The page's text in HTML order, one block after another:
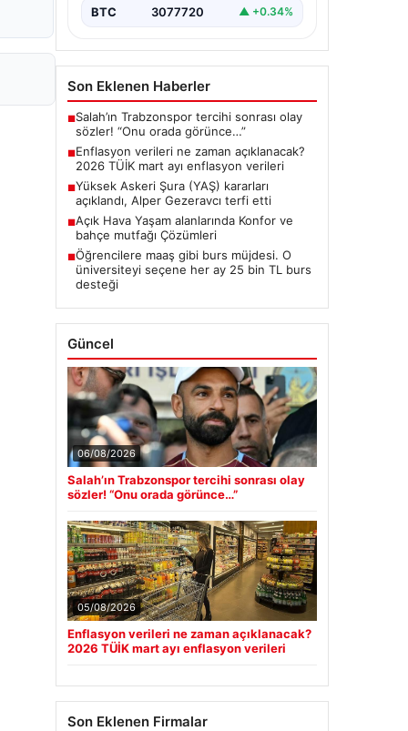
BTC 3077720 ▲ +0.34%
Son Eklenen Haberler
■Salah’ın Trabzonspor tercihi sonrası olay
sözler! “Onu orada görünce…”
■Enflasyon verileri ne zaman açıklanacak?
2026 TÜİK mart ayı enflasyon verileri
■Yüksek Askeri Şura (YAŞ) kararları
açıklandı, Alper Gezeravcı terfi etti
■Açık Hava Yaşam alanlarında Konfor ve
bahçe mutfağı Çözümleri
■Öğrencilere maaş gibi burs müjdesi. O
üniversiteyi seçene her ay 25 bin TL burs
desteği
Güncel
06/08/2026
Salah’ın Trabzonspor tercihi sonrası olay
sözler! “Onu orada görünce…”
05/08/2026
Enflasyon verileri ne zaman açıklanacak?
2026 TÜİK mart ayı enflasyon verileri
Son Eklenen Firmalar